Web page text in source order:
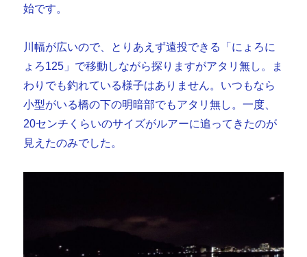
始です。
川幅が広いので、とりあえず遠投できる「にょろに
ょろ125」で移動しながら探りますがアタリ無し。ま
わりでも釣れている様子はありません。いつもなら
小型がいる橋の下の明暗部でもアタリ無し。一度、
20センチくらいのサイズがルアーに追ってきたのが
見えたのみでした。